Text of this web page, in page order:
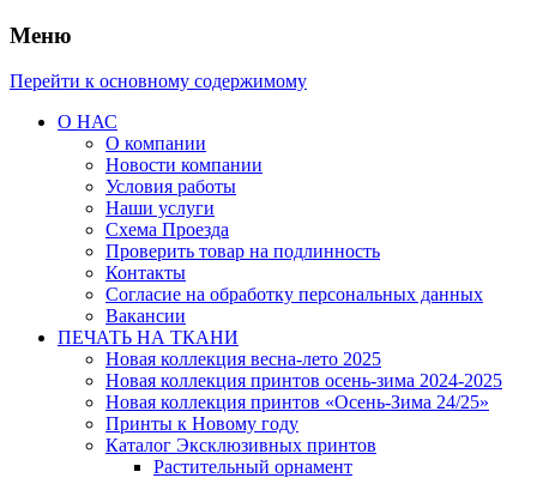
Меню
Перейти к основному содержимому
О НАС
О компании
Новости компании
Условия работы
Наши услуги
Схема Проезда
Проверить товар на подлинность
Контакты
Согласие на обработку персональных данных
Вакансии
ПЕЧАТЬ НА ТКАНИ
Новая коллекция весна-лето 2025
Новая коллекция принтов осень-зима 2024-2025
Новая коллекция принтов «Осень-Зима 24/25»
Принты к Новому году
Каталог Эксклюзивных принтов
Растительный орнамент